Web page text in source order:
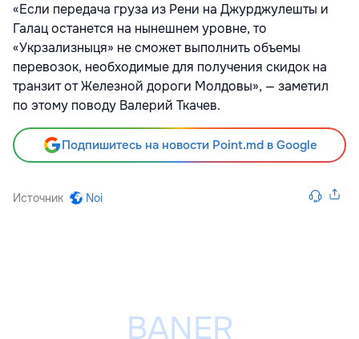
«Если передача груза из Рени на Джурджулешты и
Галац останется на нынешнем уровне, то
«Укрзализныця» не сможет выполнить объемы
перевозок, необходимые для получения скидок на
транзит от Железной дороги Молдовы», — заметил
по этому поводу Валерий Ткачев.
Подпишитесь на новости Point.md в Google
Источник Noi